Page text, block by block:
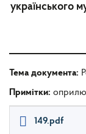
українського
Тема документа:
Примітки:
149.pdf